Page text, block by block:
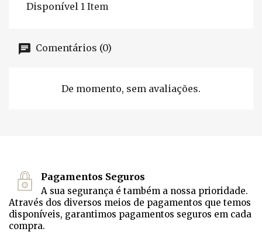
Disponível 1 Item
Comentários (0)
De momento, sem avaliações.
Pagamentos Seguros
A sua segurança é também a nossa prioridade.
Através dos diversos meios de pagamentos que temos
disponíveis, garantimos pagamentos seguros em cada
compra.